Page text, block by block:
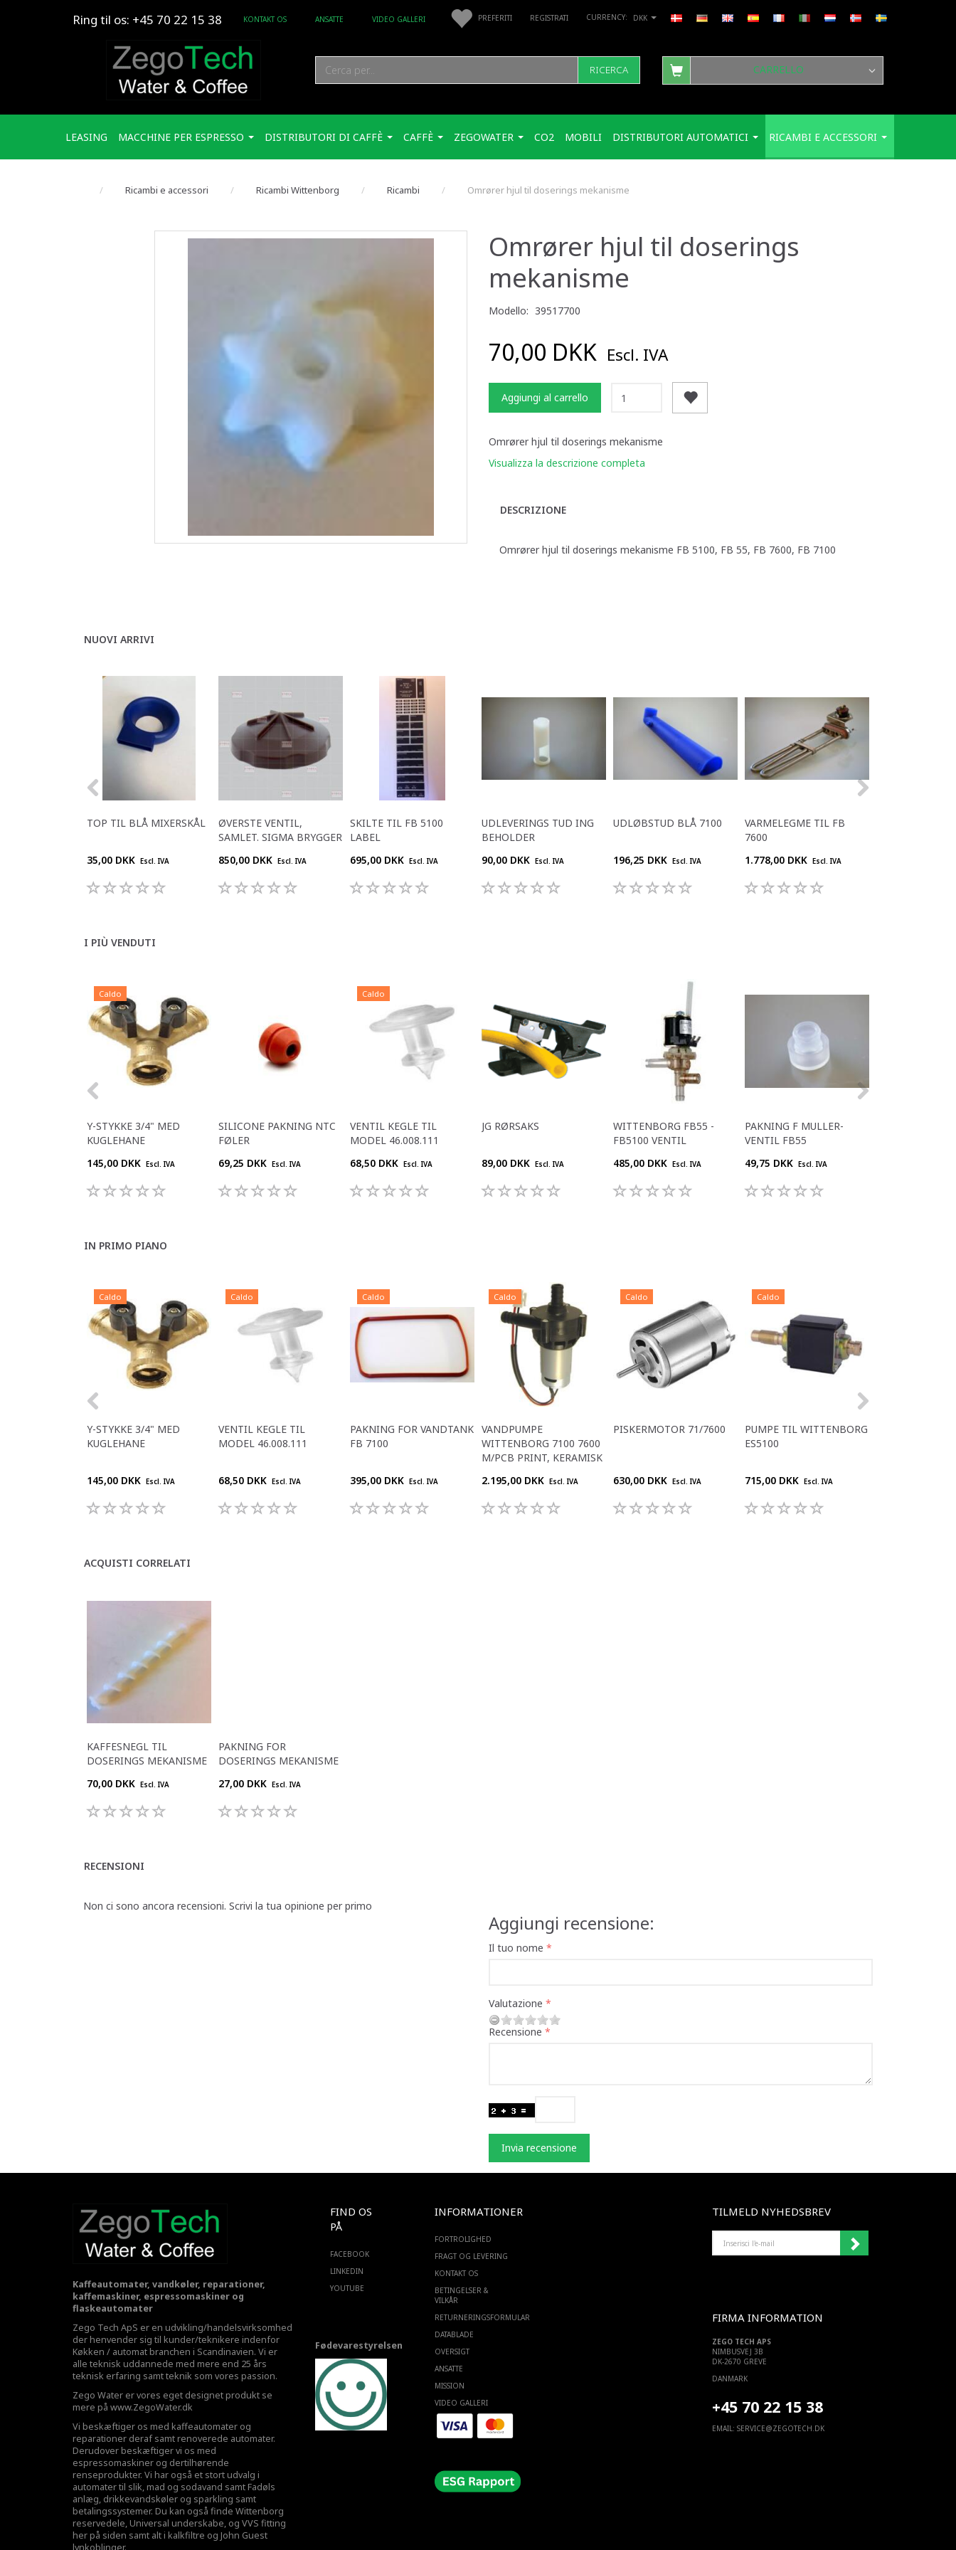
DKK
PREFERITI REGISTRATI
Ring til os: +45 70 22 15 38 KONTAKT OS ANSATTE VIDEO GALLERI
RICERCA CARRELLO
LEASING MACCHINE PER ESPRESSO DISTRIBUTORI DI CAFFÈ CAFFÈ ZEGOWATER CO2 MOBILI DISTRIBUTORI AUTOMATICI RICAMBI E ACCESSORI
Ricambi e accessori Ricambi Wittenborg Ricambi Omrører hjul til doserings mekanisme
Omrører hjul til doserings
mekanisme
Modello: 39517700
70,00 DKK Escl. IVA
Aggiungi al carrello
Omrører hjul til doserings mekanisme
Visualizza la descrizione completa
DESCRIZIONE
Omrører hjul til doserings mekanisme FB 5100, FB 55, FB 7600, FB 7100
NUOVI ARRIVI
TOP TIL BLÅ MIXERSKÅL
35,00 DKK Escl. IVA
ØVERSTE VENTIL,
SAMLET. SIGMA BRYGGER
850,00 DKK
Escl. IVA
SKILTE TIL FB 5100
LABEL
695,00 DKK
Escl. IVA
UDLEVERINGS TUD ING
BEHOLDER
90,00 DKK
Escl. IVA
UDLØBSTUD BLÅ 7100
196,25 DKK Escl. IVA
VARMELEGME TIL FB
7600
1.778,00 DKK
Escl. IVA
I PIÙ VENDUTI
Caldo
Y-STYKKE 3/4" MED
KUGLEHANE
145,00 DKK
Escl. IVA
SILICONE PAKNING NTC
FØLER
69,25 DKK
Escl. IVA
Caldo
VENTIL KEGLE TIL
MODEL 46.008.111
68,50 DKK
Escl. IVA
JG RØRSAKS
89,00 DKK Escl. IVA
WITTENBORG FB55 -
FB5100 VENTIL
485,00 DKK
Escl. IVA
PAKNING F MULLER-
VENTIL FB55
49,75 DKK
Escl. IVA
IN PRIMO PIANO
Caldo
Y-STYKKE 3/4" MED
KUGLEHANE
145,00 DKK Escl. IVA
Caldo
VENTIL KEGLE TIL
MODEL 46.008.111
68,50 DKK Escl. IVA
Caldo
PAKNING FOR VANDTANK
FB 7100
395,00 DKK Escl. IVA
Caldo
VANDPUMPE
WITTENBORG 7100 7600
M/PCB PRINT, KERAMISK
2.195,00 DKK
Escl. IVA
Caldo
PISKERMOTOR 71/7600
630,00 DKK Escl. IVA
Caldo
PUMPE TIL WITTENBORG
ES5100
715,00 DKK Escl. IVA
ACQUISTI CORRELATI
KAFFESNEGL TIL
DOSERINGS MEKANISME
70,00 DKK
Escl. IVA
PAKNING FOR
DOSERINGS MEKANISME
27,00 DKK
Escl. IVA
RECENSIONI
Non ci sono ancora recensioni. Scrivi la tua opinione per primo
Aggiungi recensione:
Il tuo nome
Valutazione
Recensione
Invia recensione
Kaffeautomater, vandkøler, reparationer,
kaffemaskiner, espressomaskiner og
flaskeautomater
Zego Tech ApS er en udvikling/handelsvirksomhed
der henvender sig til kunder/teknikere indenfor
Køkken / automat branchen i Scandinavien. Vi er
alle teknisk uddannede med mere end 25 års
teknisk erfaring samt teknik som vores passion.
Zego Water er vores eget designet produkt se
mere på www.ZegoWater.dk
Vi beskæftiger os med kaffeautomater og
reparationer deraf samt renoverede automater.
Derudover beskæftiger vi os med
espressomaskiner og dertilhørende
renseprodukter. Vi har også et stort udvalg i
automater til slik, mad og sodavand samt Fadøls
anlæg, drikkevandskøler og sparkling samt
betalingssystemer. Du kan også finde Wittenborg
reservedele, Universal underskabe, og VVS fitting
her på siden samt alt i kalkfiltre og John Guest
FIND OS
PÅ
FACEBOOK
LINKEDIN
YOUTUBE
Fødevarestyrelsen
INFORMATIONER
FORTROLIGHED
FRAGT OG LEVERING
KONTAKT OS
BETINGELSER &
VILKÅR
RETURNERINGSFORMULAR
DATABLADE
OVERSIGT
ANSATTE
MISSION
VIDEO GALLERI
TILMELD NYHEDSBREV
MAIL
FIRMA INFORMATION
ZEGO TECH APS
NIMBUSVEJ 3B
DK-2670 GREVE
DANMARK
+45 70 22 15 38
EMAIL: SERVICE@ZEGOTECH.DK